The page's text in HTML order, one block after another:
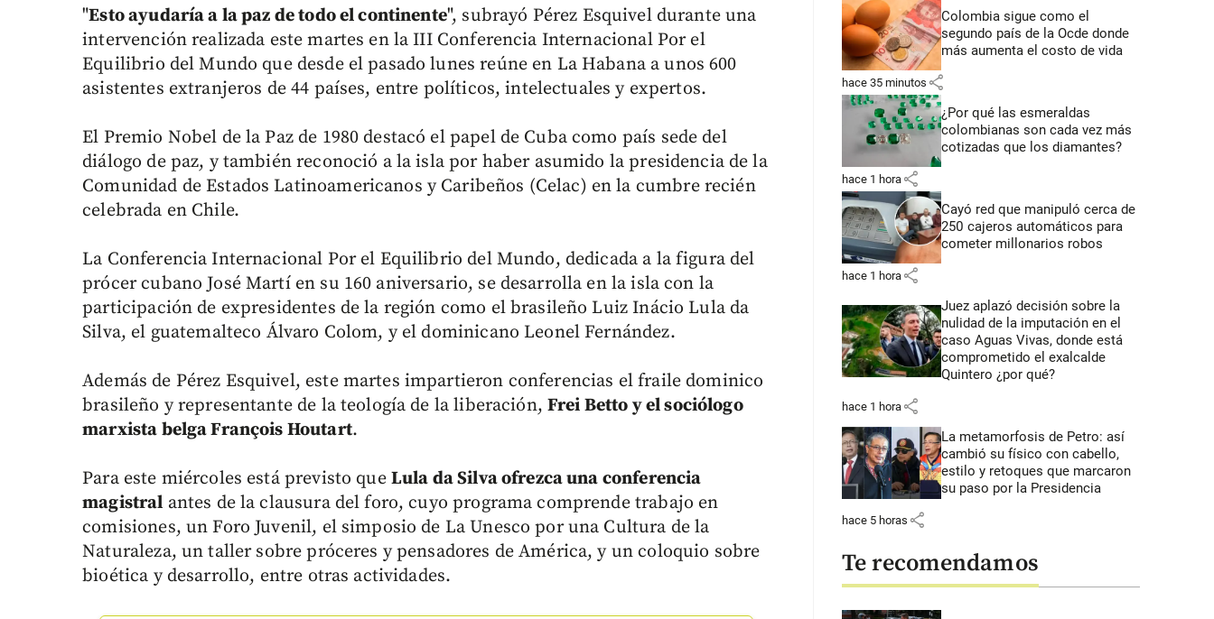
"Esto ayudaría a la paz de todo el continente", subrayó Pérez Esquivel durante una
intervención realizada este martes en la III Conferencia Internacional Por el
Equilibrio del Mundo que desde el pasado lunes reúne en La Habana a unos 600
asistentes extranjeros de 44 países, entre políticos, intelectuales y expertos.
El Premio Nobel de la Paz de 1980 destacó el papel de Cuba como país sede del
diálogo de paz, y también reconoció a la isla por haber asumido la presidencia de la
Comunidad de Estados Latinoamericanos y Caribeños (Celac) en la cumbre recién
celebrada en Chile.
La Conferencia Internacional Por el Equilibrio del Mundo, dedicada a la figura del
prócer cubano José Martí en su 160 aniversario, se desarrolla en la isla con la
participación de expresidentes de la región como el brasileño Luiz Inácio Lula da
Silva, el guatemalteco Álvaro Colom, y el dominicano Leonel Fernández.
Además de Pérez Esquivel, este martes impartieron conferencias el fraile dominico
brasileño y representante de la teología de la liberación,Frei Betto y el sociólogo
marxista belga François Houtart.
Para este miércoles está previsto que Lula da Silva ofrezca una conferencia
magistral antes de la clausura del foro, cuyo programa comprende trabajo en
comisiones, un Foro Juvenil, el simposio de La Unesco por una Cultura de la
Naturaleza, un taller sobre próceres y pensadores de América, y un coloquio sobre
bioética y desarrollo, entre otras actividades.
Colombia sigue como el
segundo país de la Ocde donde
más aumenta el costo de vida
hace 35 minutos share
¿Por qué las esmeraldas
colombianas son cada vez más
cotizadas que los diamantes?
hace 1 hora share
Cayó red que manipuló cerca de
250 cajeros automáticos para
cometer millonarios robos
hace 1 hora share
Juez aplazó decisión sobre la
nulidad de la imputación en el
caso Aguas Vivas, donde está
comprometido el exalcalde
Quintero ¿por qué?
hace 1 hora share
La metamorfosis de Petro: así
cambió su físico con cabello,
estilo y retoques que marcaron
su paso por la Presidencia
hace 5 horas share
Te recomendamos